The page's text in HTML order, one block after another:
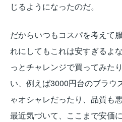
じるようになったのだ。
だからいつもコスパを考えて
れにしてもこれは安すぎるよ
っとチャレンジで買ってみた
い、例えば3000円台のブラウ
ゃオシャレだったり、品質も
最近気づいて、ここまで安価